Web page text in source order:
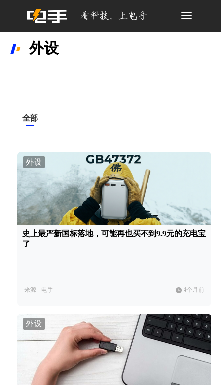
Toggle
外设
全部
外设
史上最严新国标落地，可能再也买不到9.9元的充电宝
了
来源: 电手 4个月前
外设